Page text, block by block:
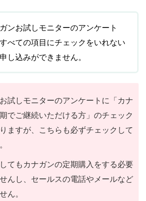
ンお試しモニターのアンケート
べての項目にチェックをいれない
し込みができません。
試しモニターのアンケートに「カナ
でご継続いただける方」のチェック
ますが、こちらも必ずチェックして
てもカナガンの定期購入をする必要
んし、セールスの電話やメールなど
ん。